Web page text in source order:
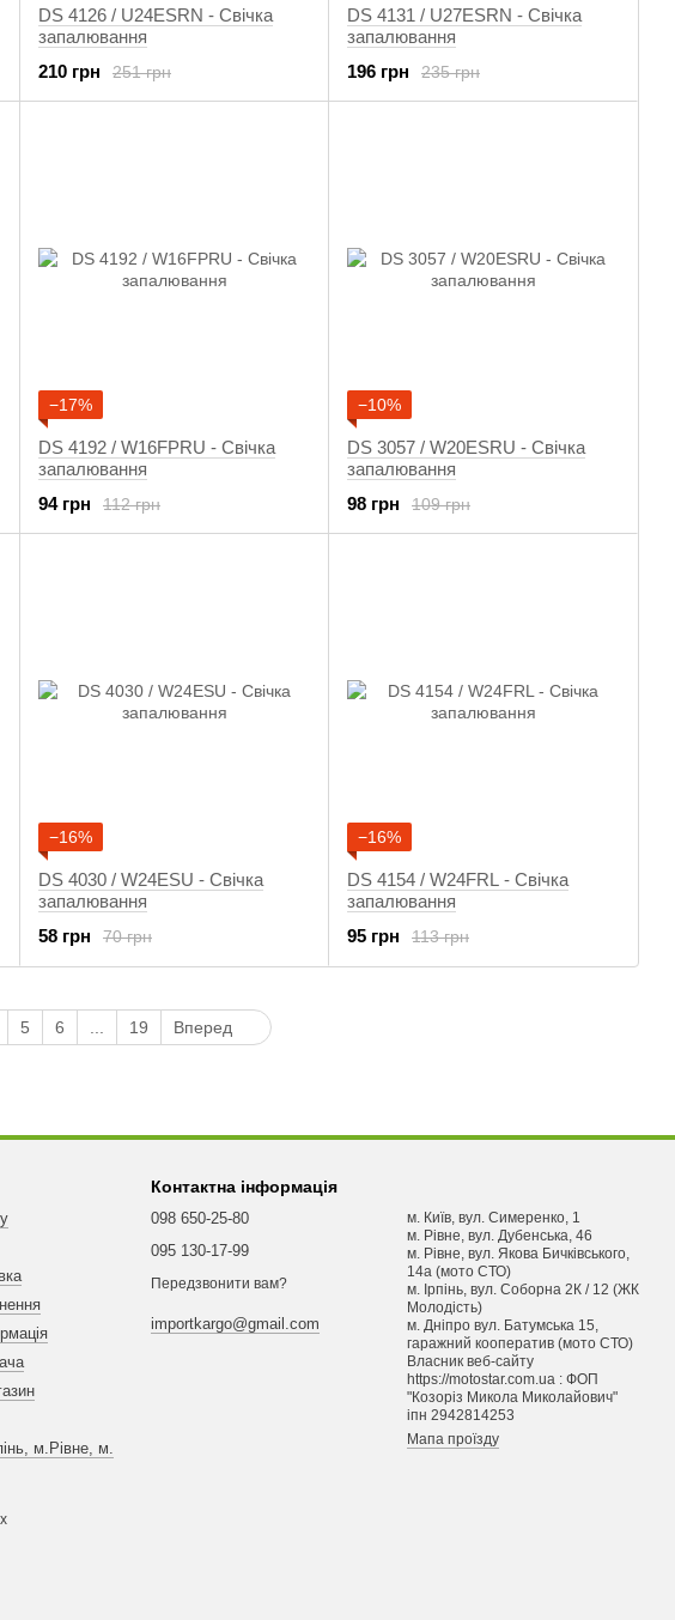
DS 4126 / U24ESRN - Свічка
запалювання
251 грн
210 грн
DS 4131 / U27ESRN - Свічка
запалювання
235 грн
196 грн
−17%
DS 4192 / W16FPRU - Свічка
запалювання
112 грн
94 грн
−10%
DS 3057 / W20ESRU - Свічка
запалювання
109 грн
98 грн
−16%
DS 4030 / W24ESU - Свічка
запалювання
70 грн
58 грн
−16%
DS 4154 / W24FRL - Свічка
запалювання
113 грн
95 грн
5 6 ... 19 Вперед
м.Рівне, м.
Контактна інформація
098 650-25-80
095 130-17-99
Передзвонити вам?
importkargo@gmail.com
м. Київ, вул. Симеренко, 1
м. Рівне, вул. Дубенська, 46
м. Рівне, вул. Якова Бичківського,
14а (мото СТО)
м. Ірпінь, вул. Соборна 2К / 12 (ЖК
Молодість)
м. Днiпро вул. Батумська 15,
гаражний кооператив (мото СТО)
Власник веб-сайту
https://motostar.com.ua : ФОП
"Козоріз Микола Миколайович"
iпн 2942814253
Мапа проїзду